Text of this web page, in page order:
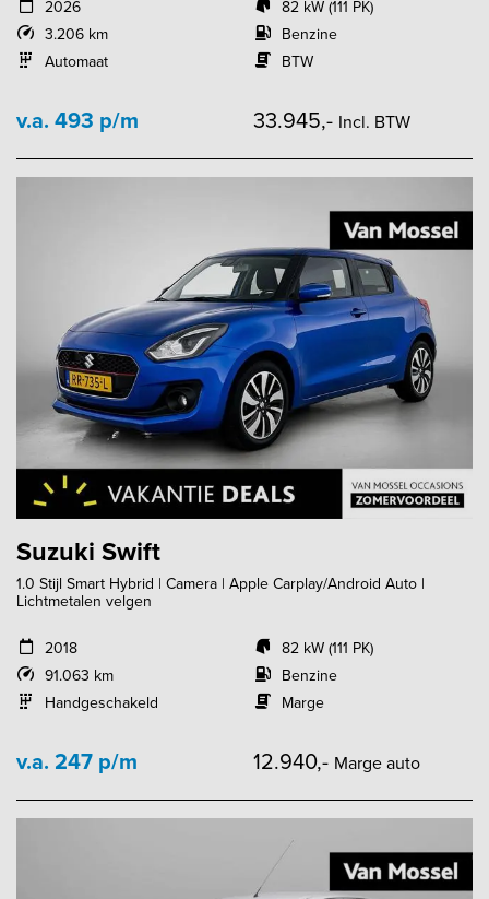
2026
3.206 km
Automaat
82 kW (111 PK)
Benzine
BTW
v.a. 493 p/m 33.945,- Incl. BTW
Suzuki Swift
1.0 Stijl Smart Hybrid | Camera | Apple Carplay/Android Auto |
Lichtmetalen velgen
2018
91.063 km
Handgeschakeld
82 kW (111 PK)
Benzine
Marge
v.a. 247 p/m 12.940,- Marge auto